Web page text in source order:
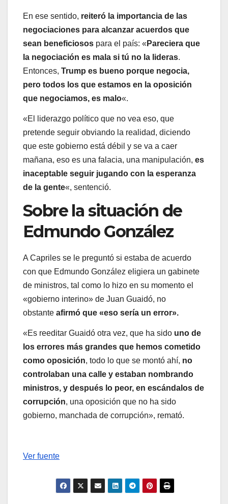
En ese sentido, reiteró la importancia de las
negociaciones para alcanzar acuerdos que
sean beneficiosos para el país: « Pareciera que
la negociación es mala si tú no la lideras.
Entonces, Trump es bueno porque negocia,
pero todos los que estamos en la oposición
que negociamos, es malo«.
«El liderazgo político que no vea eso, que
pretende seguir obviando la realidad, diciendo
que este gobierno está débil y se va a caer
mañana, eso es una falacia, una manipulación, es
inaceptable seguir jugando con la esperanza
de la gente«, sentenció.
Sobre la situación de
Edmundo González
A Capriles se le preguntó si estaba de acuerdo
con que Edmundo González eligiera un gabinete
de ministros, tal como lo hizo en su momento el
«gobierno interino» de Juan Guaidó, no
obstante afirmó que «eso sería un error».
«Es reeditar Guaidó otra vez, que ha sido uno de
los errores más grandes que hemos cometido
como oposición, todo lo que se montó ahí, no
controlaban una calle y estaban nombrando
ministros, y después lo peor, en escándalos de
corrupción, una oposición que no ha sido
gobierno, manchada de corrupción», remató.
Ver fuente